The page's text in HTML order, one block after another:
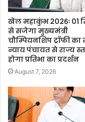
खेल महाकुंभ 2026ः 01
से सजेगा मुख्यमंत्री
चौम्पियनशिप ट्रॉफी का
न्याय पंचायत से राज्य
होगा प्रतिभा का प्रदर्शन
August 7, 2026